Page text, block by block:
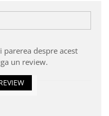
despre acest
un review.